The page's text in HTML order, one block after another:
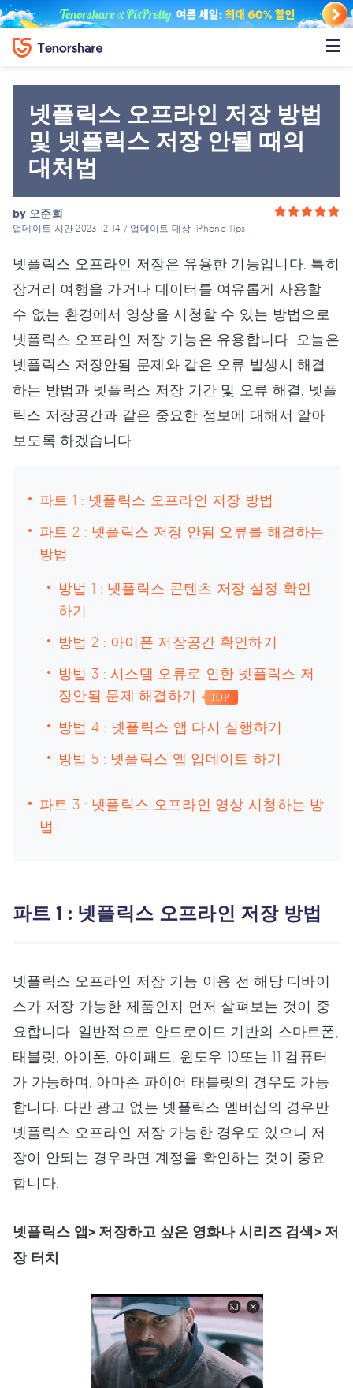
넷플릭스 오프라인 저장 방법
및 넷플릭스 저장 안될 때의
대처법
by 오준희
업데이트 시간 2023-12-14 / 업데이트 대상 iPhone Tips
넷플릭스 오프라인 저장은 유용한 기능입니다. 특히
장거리 여행을 가거나 데이터를 여유롭게 사용할
수 없는 환경에서 영상을 시청할 수 있는 방법으로
넷플릭스 오프라인 저장 기능은 유용합니다. 오늘은
넷플릭스 저장안됨 문제와 같은 오류 발생시 해결
하는 방법과 넷플릭스 저장 기간 및 오류 해결, 넷플
릭스 저장공간과 같은 중요한 정보에 대해서 알아
보도록 하겠습니다.
파트 1 : 넷플릭스 오프라인 저장 방법
파트 2 : 넷플릭스 저장 안됨 오류를 해결하는
방법
방법 1 : 넷플릭스 콘텐츠 저장 설정 확인
하기
방법 2 : 아이폰 저장공간 확인하기
방법 3 : 시스템 오류로 인한 넷플릭스 저
장안됨 문제 해결하기
TOP
방법 4 : 넷플릭스 앱 다시 실행하기
방법 5 : 넷플릭스 앱 업데이트 하기
파트 3 : 넷플릭스 오프라인 영상 시청하는 방
법
파트 1 : 넷플릭스 오프라인 저장 방법
넷플릭스 오프라인 저장 기능 이용 전 해당 디바이
스가 저장 가능한 제품인지 먼저 살펴보는 것이 중
요합니다. 일반적으로 안드로이드 기반의 스마트폰,
태블릿, 아이폰, 아이패드, 윈도우 10또는 11 컴퓨터
가 가능하며, 아마존 파이어 태블릿의 경우도 가능
합니다. 다만 광고 없는 넷플릭스 멤버십의 경우만
넷플릭스 오프라인 저장 가능한 경우도 있으니 저
장이 안되는 경우라면 계정을 확인하는 것이 중요
합니다.
넷플릭스 앱> 저장하고 싶은 영화나 시리즈 검색> 저
장 터치